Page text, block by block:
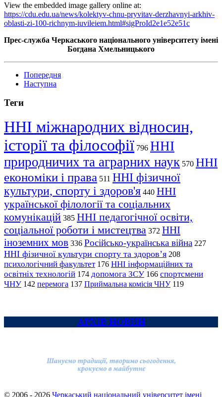
View the embedded image gallery online at:
https://cdu.edu.ua/news/kolektyv-chnu-pryvitav-derzhavnyi-arkhiv-
oblasti-zi-100-richnym-iuvileiem.html#sigProId2e1e52e51c
Прес-служба Черкаського національного університету імені
Богдана Хмельницького
Попередня
Наступна
Теги
ННІ міжнародних відносин,
історії та філософії 796 ННІ
природничих та аграрних наук 570 ННІ
економіки і права 511 ННІ фізичної
культури, спорту і здоров'я 440 ННІ
української філології та соціальних
комунікацій 385 ННІ педагогічної освіти,
соціальної роботи і мистецтва 372 ННІ
іноземних мов 336 Російсько-українська війна 227
ННІ фізичної культури спорту та здоров’я 208
психологічний факультет 176 ННІ інформаційних та
освітніх технологій 174 допомога ЗСУ 166 спортсмени
ЧНУ 142 перемога 137 Приймальна комісія ЧНУ 119
АРХІВ НОВИН
© 2006 - 2026 Черкаський національний університет імені